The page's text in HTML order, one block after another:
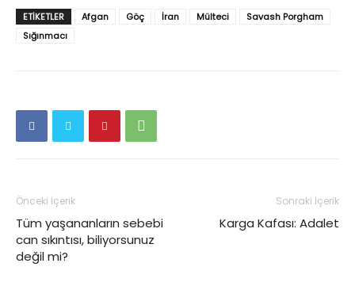
ETIKETLER Afgan Göç İran Mülteci
Savash Porgham
Sığınmacı
Önceki İçerik
Tüm yaşananların sebebi
can sıkıntısı, biliyorsunuz
değil mi?
Sonraki İçerik
Karga Kafası: Adalet